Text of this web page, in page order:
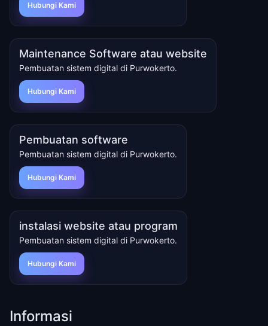
Hubungi Kami
Maintenance Software atau website
Pembuatan sistem digital di Purwokerto.
Hubungi Kami
Pembuatan software
Pembuatan sistem digital di Purwokerto.
Hubungi Kami
instalasi website atau program
Pembuatan sistem digital di Purwokerto.
Hubungi Kami
Informasi